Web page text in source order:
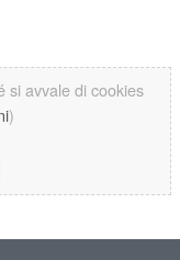
si avvale di cookies
)